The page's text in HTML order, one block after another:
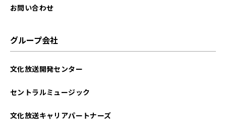
お問い合わせ
グループ会社
文化放送開発センター
セントラルミュージック
文化放送キャリアパートナーズ